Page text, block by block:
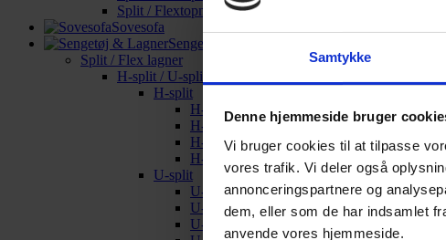
Samtykke
Denne hjemmeside bruger
Vi bruger cookies til at tilpasse
vores trafik. Vi deler også
annonceringspartnere og
dem, eller som de har indsamlet
anvende vores hjemmeside.
Split / Flextopmadrasser i specialmål
Sovesofa
Sengetøj & Lagner
Split / Flex lagner
H-split / U-split
H-split
H-split i 160×200
H-split i 180×200
H-split i 180×210
H-split i specialmål
U-split
U-split i 160×200
U-split i 180×200
U-split i 180×210